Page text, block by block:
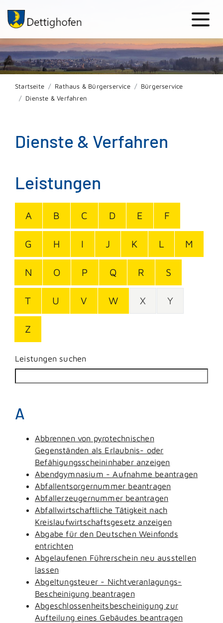
Startseite Rathaus & Bürgerservice
Bürgerservice
Dienste & Verfahren
Dienste & Verfahren
Leistungen
A B C D E F
G H I J K L M
N O P Q R S
T U V W X Y
Z
Leistungen suchen
A
Abbrennen von pyrotechnischen
Gegenständen als Erlaubnis- oder
Befähigungsscheininhaber anzeigen
Abendgymnasium - Aufnahme beantragen
Abfallentsorgernummer beantragen
Abfallerzeugernummer beantragen
Abfallwirtschaftliche Tätigkeit nach
Kreislaufwirtschaftsgesetz anzeigen
Abgabe für den Deutschen Weinfonds
entrichten
Abgelaufenen Führerschein neu ausstellen
lassen
Abgeltungsteuer - Nichtveranlagungs-
Bescheinigung beantragen
Abgeschlossenheitsbescheinigung zur
Aufteilung eines Gebäudes beantragen